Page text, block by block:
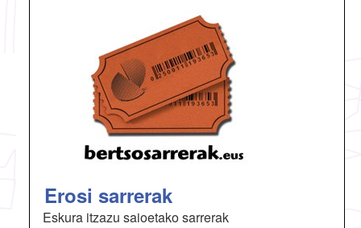
Erosi sarrerak
Eskura itzazu saioetako sarrerak